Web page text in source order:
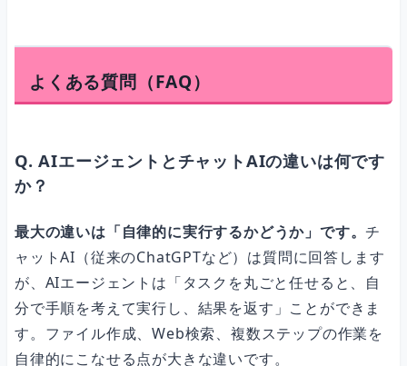
よくある質問（FAQ）
Q. AIエージェントとチャットAIの違いは何です
か？
最大の違いは「自律的に実行するかどうか」です。チ
ャットAI（従来のChatGPTなど）は質問に回答します
が、AIエージェントは「タスクを丸ごと任せると、自
分で手順を考えて実行し、結果を返す」ことができま
す。ファイル作成、Web検索、複数ステップの作業を
自律的にこなせる点が大きな違いです。